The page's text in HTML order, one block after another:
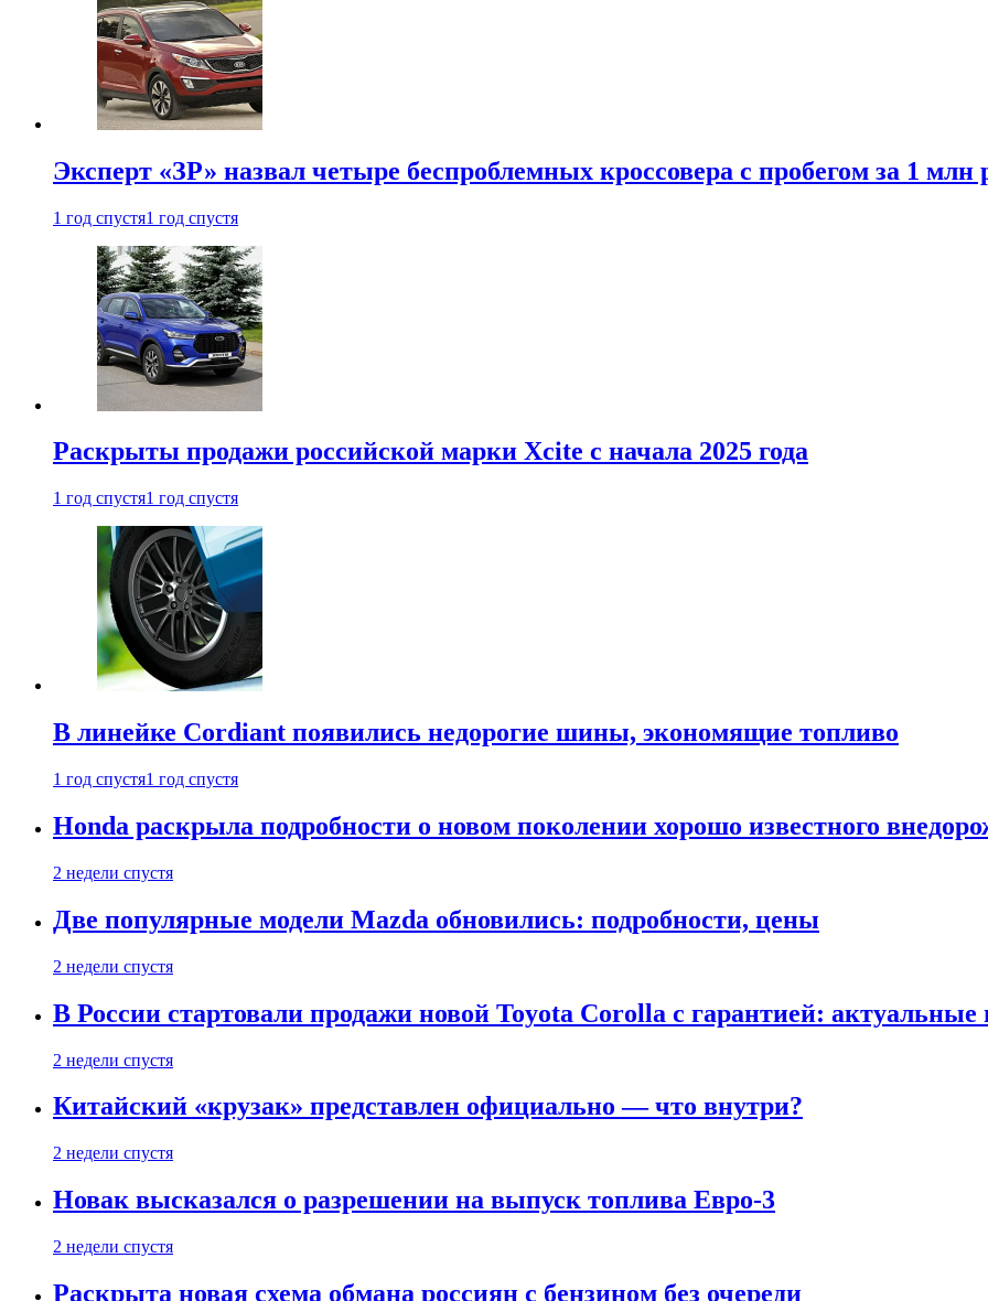
Эксперт «ЗР» назвал четыре беспроблемных кроссовера с пробегом за 1 млн
1 год спустя1 год спустя
Раскрыты продажи российской марки Xcite с начала 2025 года
1 год спустя1 год спустя
В линейке Cordiant появились недорогие шины, экономящие топливо
1 год спустя1 год спустя
Honda раскрыла подробности о новом поколении хорошо известного
2 недели спустя
Две популярные модели Mazda обновились: подробности, цены
2 недели спустя
В России стартовали продажи новой Toyota Corolla с гарантией:
2 недели спустя
Китайский «крузак» представлен официально — что внутри?
2 недели спустя
Новак высказался о разрешении на выпуск топлива Евро-3
2 недели спустя
Раскрыта новая схема обмана россиян с бензином без очереди